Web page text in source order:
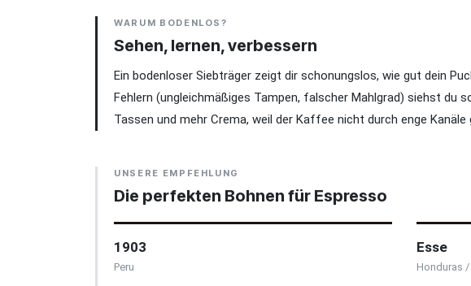
WARUM BODENLOS?
Sehen, lernen, verbessern
Ein bodenloser Siebträger zeigt dir schonungslos, wie gut dein
Fehlern (ungleichmäßiges Tampen, falscher Mahlgrad) siehst
Tassen und mehr Crema, weil der Kaffee nicht durch enge Kanäle
UNSERE EMPFEHLUNG
Die perfekten Bohnen für Espresso
1903
Peru
Esse
Honduras /